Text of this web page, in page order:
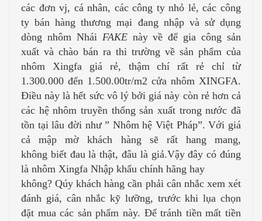
các đơn vj, cá nhân, các công ty nhỏ lẻ, các công
ty bán hàng thương mại đang nhập và sử dụng
dòng nhôm Nhái FAKEnày về để gia công sản
xuất và chào bán ra thi trường về sản phẩm của
nhôm Xingfa giá rẻ, thậm chí rất rẻ chỉ từ
1.300.000 đến 1.500.00tr/m2 cửa nhôm XINGFA.
Điều này là hết sức vô lý bởi giá này còn rẻ hơn cả
các hệ nhôm truyền thống sản xuất trong nước đã
tồn tại lâu đời như ” Nhôm hệ Việt Pháp”. Với giá
cả mập mờ khách hàng sẽ rất hang mang,
không biết đau là thật, đâu là giả.Vậy đây có đúng
là nhôm Xingfa Nhập khẩu chính hãng hay
không? Qúy khách hàng cần phải cân nhắc xem xét
đánh giá, cân nhắc kỹ lưỡng, trước khi lụa chọn
đặt mua các sản phẩm này. Để tránh tiền mất tiền